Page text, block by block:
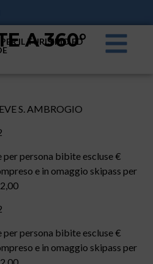
A 360°
IL TURISIMO ED
S. AMBROGIO
persona bibite escluse €
e in omaggio skipass per
persona bibite escluse €
e in omaggio skipass per